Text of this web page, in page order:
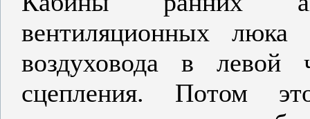
вентиляционных
воздуховода в
сцепления. Потом